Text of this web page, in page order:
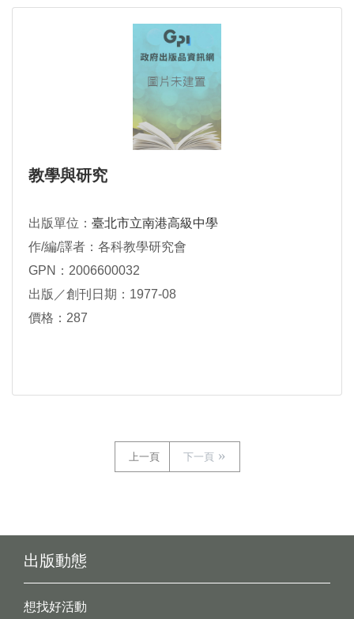
教學與研究
出版單位： 臺北市立南港高級中學
作/編/譯者：各科教學研究會
GPN：2006600032
出版／創刊日期：1977-08
價格：287
上一頁 下一頁
出版動態
想找好活動